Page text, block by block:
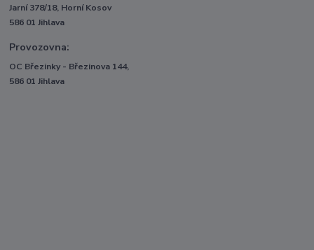
Jarní 378/18, Horní Kosov
586 01 Jihlava
Provozovna:
OC Březinky - Březinova 144,
586 01 Jihlava